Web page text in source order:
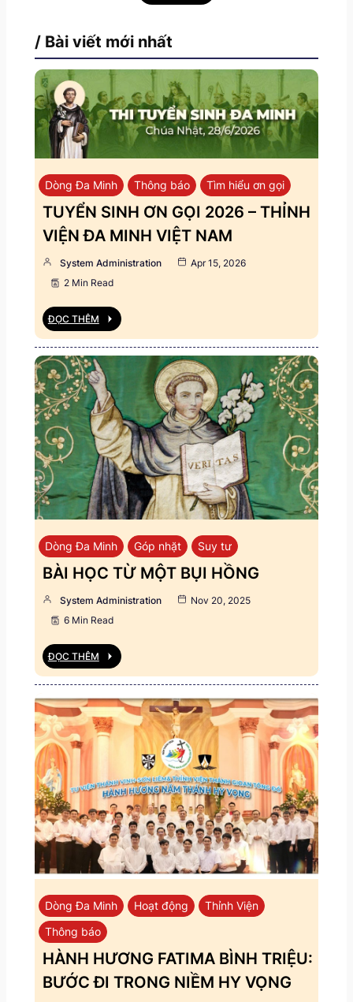
/ Bài viết mới nhất
Dòng Đa Minh Thông báo Tìm hiểu ơn gọi
TUYỂN SINH ƠN GỌI 2026 – THỈNH
VIỆN ĐA MINH VIỆT NAM
System Administration
Apr 15, 2026
2 Min Read
ĐỌC THÊM
Dòng Đa Minh Góp nhặt Suy tư
BÀI HỌC TỪ MỘT BỤI HỒNG
System Administration
Nov 20, 2025
6 Min Read
ĐỌC THÊM
Dòng Đa Minh Hoạt động
Thỉnh Viện
Thông báo
HÀNH HƯƠNG FATIMA BÌNH TRIỆU:
BƯỚC ĐI TRONG NIỀM HY VỌNG